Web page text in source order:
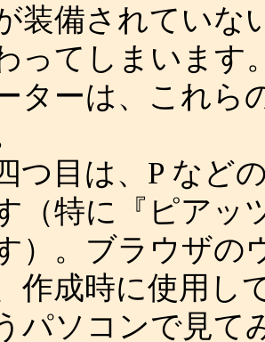
装備されてい
ってしまいます
ターは、これら
つ目は、P など
（特に『ピアッ
）。ブラウザの
作成時に使用し
パソコンで見て